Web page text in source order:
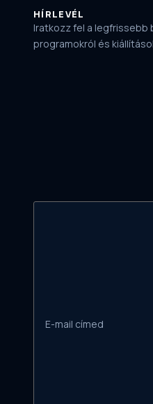
HÍRLEVÉL
Iratkozz fel a legfrissebb
programokról és